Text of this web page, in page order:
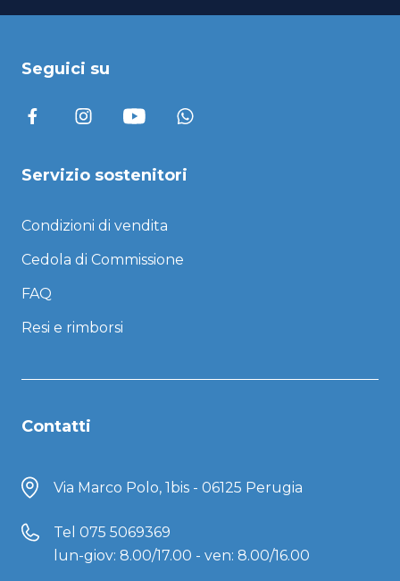
Seguici su
Servizio sostenitori
Condizioni di vendita
Cedola di Commissione
FAQ
Resi e rimborsi
Contatti
Via Marco Polo, 1bis - 06125 Perugia
Tel 075 5069369
lun-giov: 8.00/17.00 - ven: 8.00/16.00